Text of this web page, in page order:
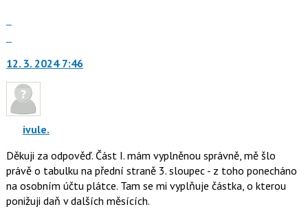
další
nový
názor.
K
navigaci
použít
i
klávesy
N
12. 3. 2024 7:46
ivule.
Děkuji za odpověď. Část I. mám vyplněnou správně, mě šlo
právě o tabulku na přední straně 3. sloupec - z toho ponecháno
na osobním účtu plátce. Tam se mi vyplňuje částka, o kterou
ponižuji daň v dalších měsících.